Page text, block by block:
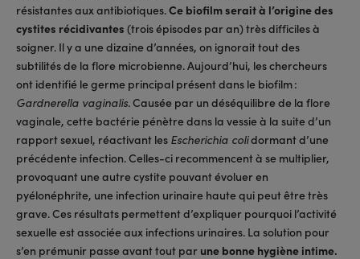
résistantes aux antibiotiques.Ce biofilm serait à l’origine des
cystites récidivantes (trois épisodes par an) très difficiles à
soigner. Il y a une dizaine d’années, on ignorait tout des
subtilités de la flore microbienne. Aujourd’hui, les chercheurs
ont identifié le germe principal présent dans le biofilm :
Gardnerella vaginalis. Causée par un déséquilibre de la flore
vaginale, cette bactérie pénètre dans la vessie à la suite d’un
rapport sexuel, réactivant les Escherichia colidormant d’une
précédente infection. Celles-ci recommencent à se multiplier,
provoquant une autre cystite pouvant évoluer en
pyélonéphrite, une infection urinaire haute qui peut être très
grave. Ces résultats permettent d’expliquer pourquoi l’activité
sexuelle est associée aux infections urinaires. La solution pour
s’en prémunir passe avant tout par une bonne hygiène intime.